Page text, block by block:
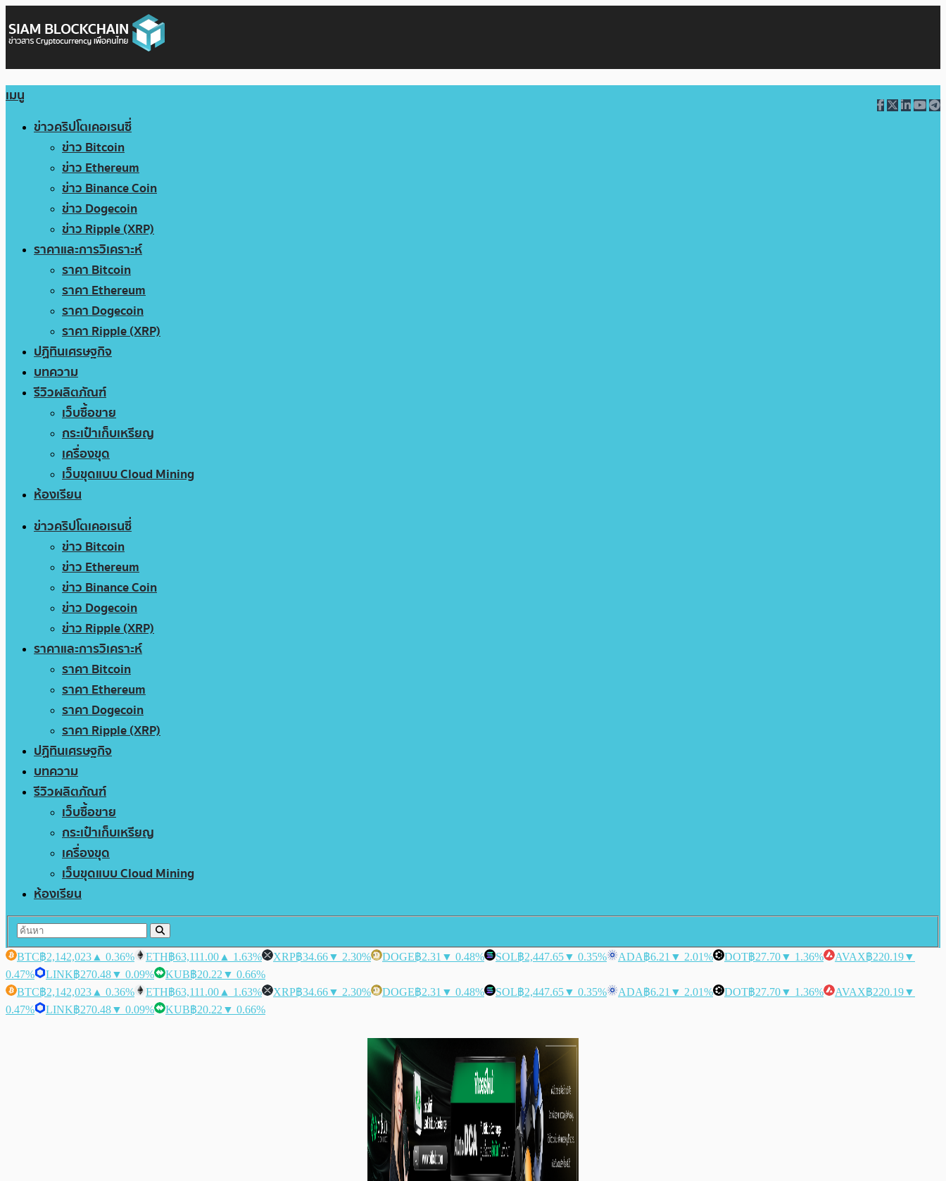
เมนู
ข่าวคริปโตเคอเรนซี่
ข่าว Bitcoin
ข่าว Ethereum
ข่าว Binance Coin
ข่าว Dogecoin
ข่าว Ripple (XRP)
ราคาและการวิเคราะห์
ราคา Bitcoin
ราคา Ethereum
ราคา Dogecoin
ราคา Ripple (XRP)
ปฏิทินเศรษฐกิจ
บทความ
รีวิวผลิตภัณฑ์
เว็บซื้อขาย
กระเป๋าเก็บเหรียญ
เครื่องขุด
เว็บขุดแบบ Cloud Mining
ห้องเรียน
ข่าวคริปโตเคอเรนซี่
ข่าว Bitcoin
ข่าว Ethereum
ข่าว Binance Coin
ข่าว Dogecoin
ข่าว Ripple (XRP)
ราคาและการวิเคราะห์
ราคา Bitcoin
ราคา Ethereum
ราคา Dogecoin
ราคา Ripple (XRP)
ปฏิทินเศรษฐกิจ
บทความ
รีวิวผลิตภัณฑ์
เว็บซื้อขาย
กระเป๋าเก็บเหรียญ
เครื่องขุด
เว็บขุดแบบ Cloud Mining
ห้องเรียน
BTC฿2,142,023 ▲ 0.36% ETH฿63,111.00 ▲ 1.63% XRP฿34.66▼ 2.30% DOGE฿2.31 ▼ 0.48% SOL฿2,447.65▼ 0.35% ADA฿6.21 ▼ 2.01% DOT฿27.70▼ 1.36% AVAX฿220.19▼
0.47%
LINK฿270.48▼ 0.09% KUB฿20.22 ▼ 0.66%
BTC฿2,142,023 ▲ 0.36% ETH฿63,111.00 ▲ 1.63% XRP฿34.66▼ 2.30% DOGE฿2.31 ▼ 0.48% SOL฿2,447.65▼ 0.35% ADA฿6.21 ▼ 2.01% DOT฿27.70▼ 1.36% AVAX฿220.19▼
0.47%
LINK฿270.48▼ 0.09% KUB฿20.22 ▼ 0.66%